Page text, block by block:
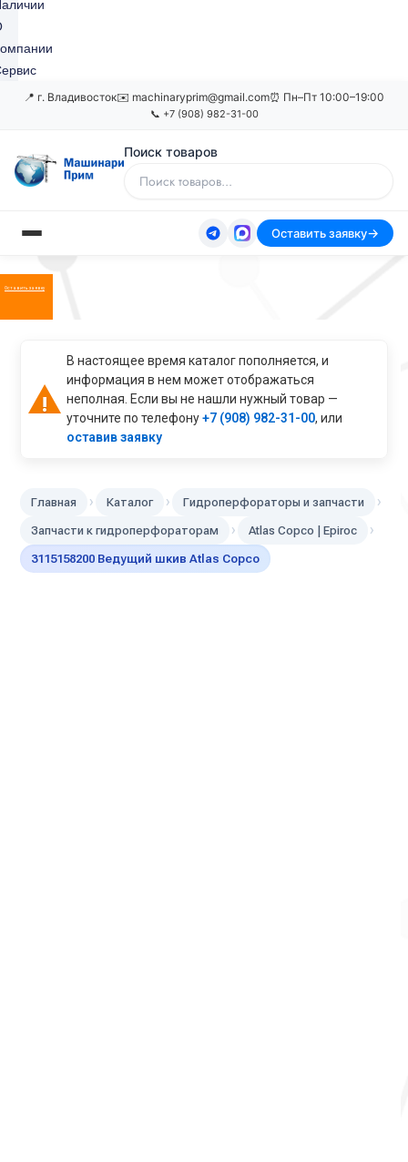
📍 г. Владивосток✉️ machinaryprim@gmail.com⏰ Пн–Пт 10:00–19:00
📞 +7 (908) 982-31-00
Поиск товаров
Оставить заявку
Оставить заявку
В настоящее время каталог пополняется, и
информация в нем может отображаться
неполная. Если вы не нашли нужный товар —
уточните по телефону+7 (908) 982-31-00, или
оставив заявку
Главная › Каталог › Гидроперфораторы и запчасти ›
Запчасти к гидроперфораторам › Atlas Copco | Epiroc ›
3115158200 Ведущий шкив Atlas Copco